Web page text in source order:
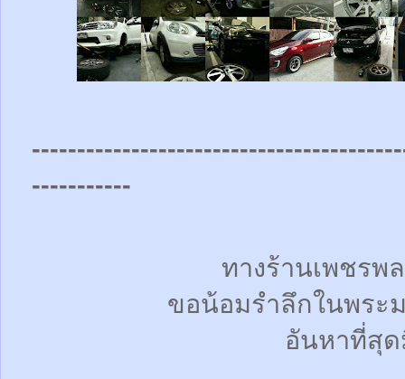
-----------
ทางร้านเพชรพ
ขอน้อมรำลึกในพร
อันหาที่สุ